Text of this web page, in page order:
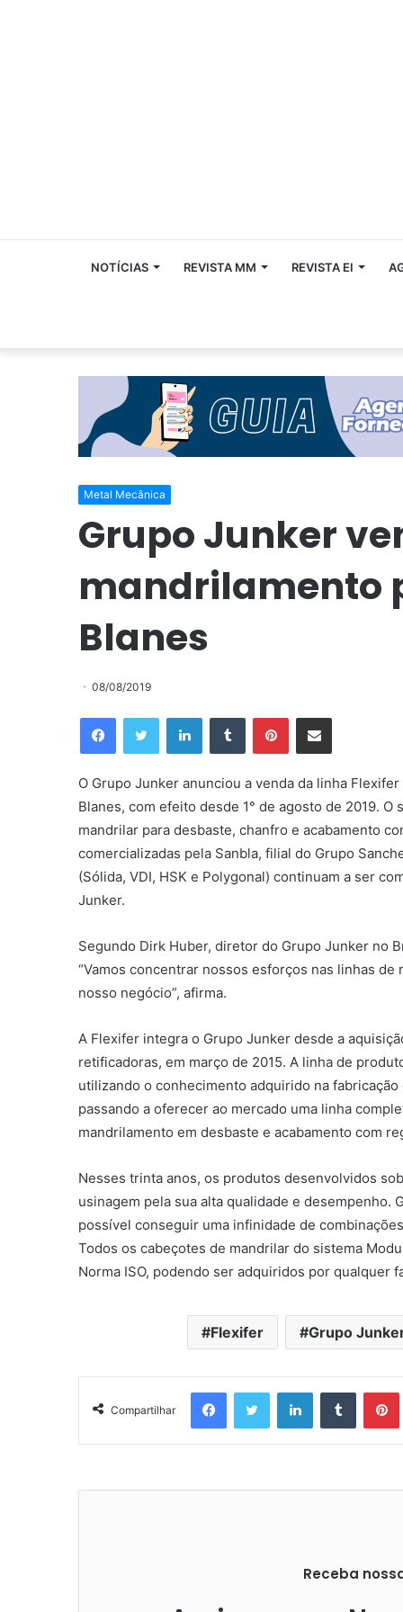
NOTÍCIAS REVISTA MM REVISTA EI
Metal Mecânica
Grupo Junker
mandrilamento
Blanes
08/08/2019
O Grupo Junker anunciou a venda da linha
Blanes, com efeito desde 1° de agosto de 2019.
mandrilar para desbaste, chanfro e acabamento
comercializadas pela Sanbla, filial do Grupo
(Sólida, VDI, HSK e Polygonal) continuam a ser
Junker.
Segundo Dirk Huber, diretor do Grupo Junker no
“Vamos concentrar nossos esforços nas linhas
nosso negócio”, afirma.
A Flexifer integra o Grupo Junker desde a
retificadoras, em março de 2015. A linha de
utilizando o conhecimento adquirido na
passando a oferecer ao mercado uma linha
mandrilamento em desbaste e acabamento com
Nesses trinta anos, os produtos desenvolvidos
usinagem pela sua alta qualidade e desempenho.
possível conseguir uma infinidade de
Todos os cabeçotes de mandrilar do sistema
Norma ISO, podendo ser adquiridos por qualquer
Flexifer Grupo
Compartilhar
Receba